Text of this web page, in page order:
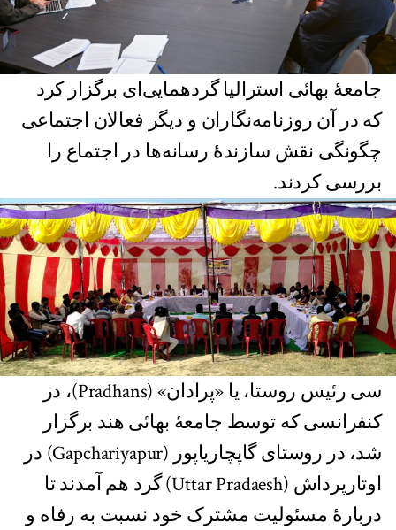
جامعۀ بهائی استرالیا گردهمایی‌ای برگزار کرد
که در آن روزنامه‌نگاران و دیگر فعالان اجتماعی
چگونگی نقش سازندۀ رسانه‌ها در اجتماع را
بررسی کردند.
سی رئیس روستا، یا «پرادان» (Pradhans)، در
کنفرانسی که توسط جامعۀ بهائی هند برگزار
شد، در روستای گاپچاریاپور (Gapchariyapur) در
اوتارپرداش (Uttar Pradaesh) گرد هم آمدند تا
دربارۀ مسئولیت مشترک خود نسبت به رفاه و